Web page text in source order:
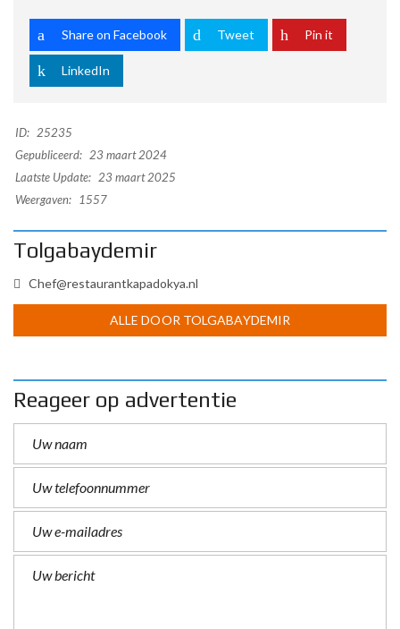
Share on Facebook Tweet Pin it
LinkedIn
ID: 25235
Gepubliceerd: 23 maart 2024
Laatste Update: 23 maart 2025
Weergaven:
1557
Tolgabaydemir
Chef@restaurantkapadokya.nl
ALLE DOOR TOLGABAYDEMIR
Reageer op advertentie